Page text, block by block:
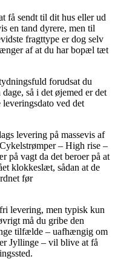
få sendt til dit hus eller ud
en tand dyrere, men til
fragttype er dog selv
af at du har bopæl tæt
forudsat du
så i det øjemed er det
ved det
levering på massevis af
– High rise –
på vagt da det beroer på at
klokkeslæt, sådan at de
før
levering, men typisk kun
må du gribe den
tilfælde – uafhængig om
Jyllinge – vil blive at få